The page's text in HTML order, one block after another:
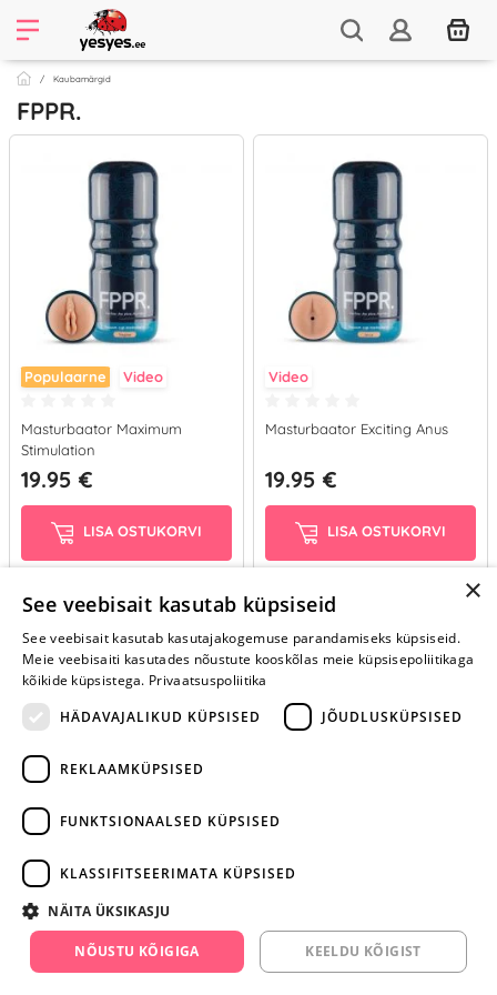
Kaubamärgid
FPPR.
Populaarne Video
Masturbaator Maximum
Stimulation
19.95 €
LISA OSTUKORVI
Video
Masturbaator Exciting Anus
19.95 €
LISA OSTUKORVI
facebook.com/yesyes.ee
Instagram/yesyes.ee
×
See veebisait kasutab küpsiseid
See veebisait kasutab kasutajakogemuse parandamiseks küpsiseid.
Meie veebisaiti kasutades nõustute kooskõlas meie küpsisepoliitikaga
kõikide küpsistega. Privaatsuspoliitika
HÄDAVAJALIKUD KÜPSISED
JÕUDLUSKÜPSISED
REKLAAMKÜPSISED
FUNKTSIONAALSED KÜPSISED
KLASSIFITSEERIMATA KÜPSISED
NÄITA ÜKSIKASJU
NÕUSTU KÕIGIGA KEELDU KÕIGIST